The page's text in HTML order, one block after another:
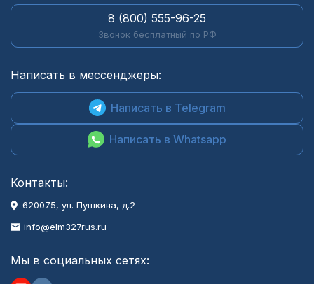
8 (800) 555-96-25
Звонок бесплатный по РФ
Написать в мессенджеры:
Написать в Telegram
Написать в Whatsapp
Контакты:
620075, ул. Пушкина, д.2
info@elm327rus.ru
Мы в социальных сетях: